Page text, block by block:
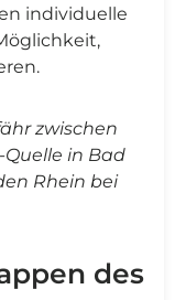
individuelle
zwischen
in Bad
Rhein bei
des